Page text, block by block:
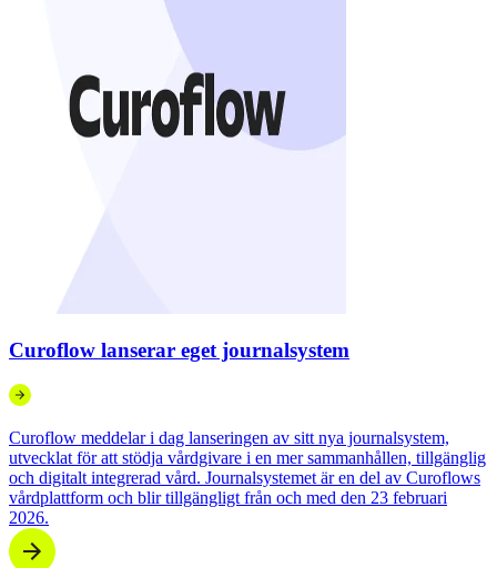
Curoflow lanserar eget journalsystem
Curoflow meddelar i dag lanseringen av sitt nya journalsystem,
utvecklat för att stödja vårdgivare i en mer sammanhållen, tillgänglig
och digitalt integrerad vård. Journalsystemet är en del av Curoflows
vårdplattform och blir tillgängligt från och med den 23 februari
2026.